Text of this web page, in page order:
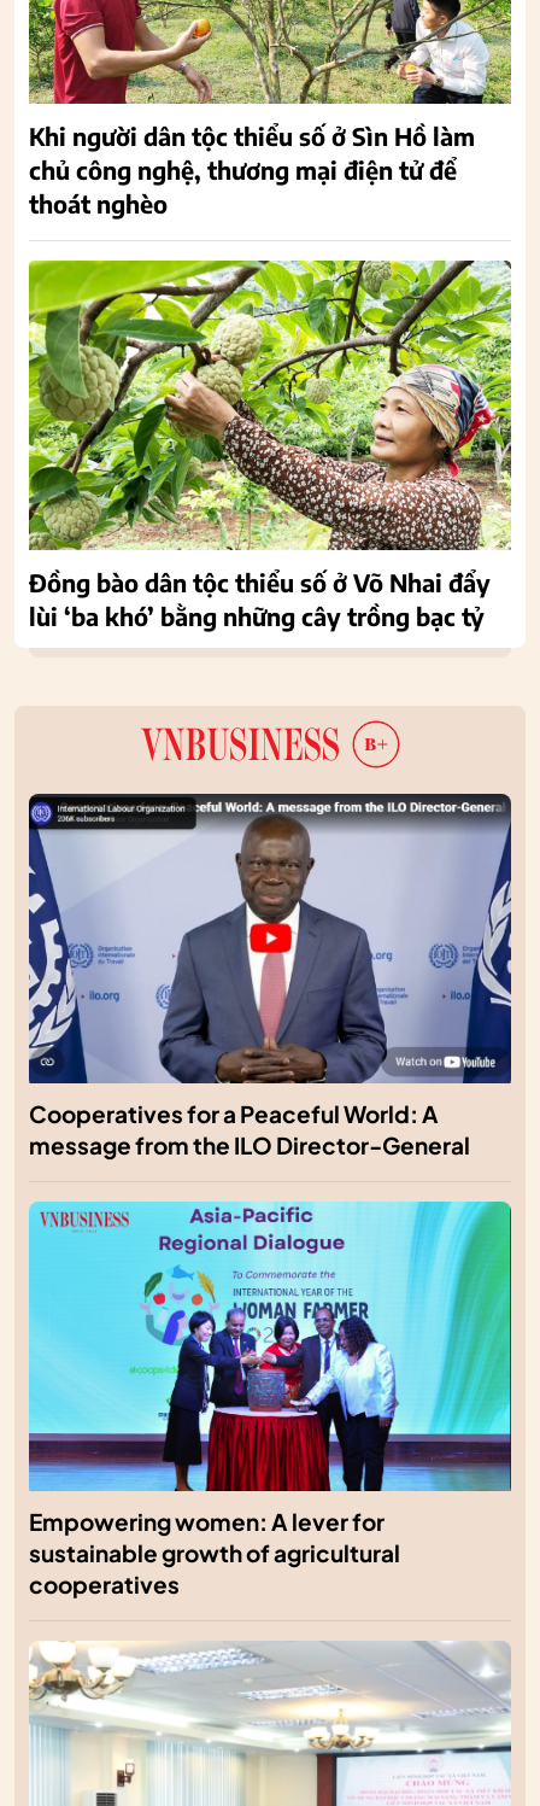
Khi người dân tộc thiểu số ở Sìn Hồ làm
chủ công nghệ, thương mại điện tử để
thoát nghèo
Đồng bào dân tộc thiểu số ở Võ Nhai đẩy
lùi ‘ba khó’ bằng những cây trồng bạc tỷ
Cooperatives for a Peaceful World: A
message from the ILO Director-General
Empowering women: A lever for
sustainable growth of agricultural
cooperatives